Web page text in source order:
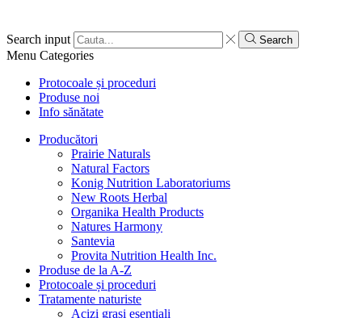
Search input Search
Menu Categories
Protocoale și proceduri
Produse noi
Info sănătate
Producători
Prairie Naturals
Natural Factors
Konig Nutrition Laboratoriums
New Roots Herbal
Organika Health Products
Natures Harmony
Santevia
Provita Nutrition Health Inc.
Produse de la A-Z
Protocoale și proceduri
Tratamente naturiste
Acizi grași esențiali